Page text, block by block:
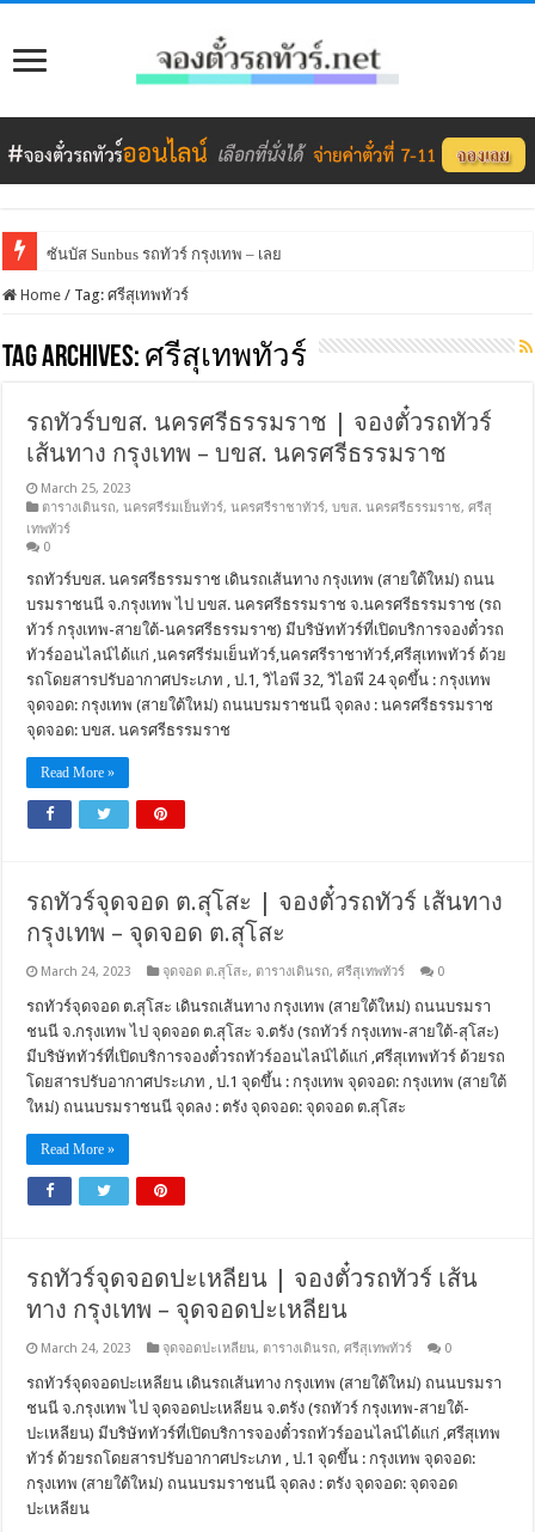
ซันบัส Sunbus รถทัวร์ กรุงเทพ – เลย
Home / Tag:ศรีสุเทพทัวร์
Tag Archives: ศรีสุเทพทัวร์
รถทัวร์บขส. นครศรีธรรมราช | จองตั๋วรถทัวร์
เส้นทาง กรุงเทพ – บขส. นครศรีธรรมราช
March 25, 2023
ตารางเดินรถ,นครศรีร่มเย็นทัวร์,นครศรีราชาทัวร์,บขส. นครศรีธรรมราช,ศรีสุ
เทพทัวร์
0
รถทัวร์บขส. นครศรีธรรมราช เดินรถเส้นทาง กรุงเทพ (สายใต้ใหม่) ถนน
บรมราชนนี จ.กรุงเทพ ไป บขส. นครศรีธรรมราช จ.นครศรีธรรมราช (รถ
ทัวร์ กรุงเทพ-สายใต้-นครศรีธรรมราช) มีบริษัททัวร์ที่เปิดบริการจองตั๋วรถ
ทัวร์ออนไลน์ได้แก่ ,นครศรีร่มเย็นทัวร์,นครศรีราชาทัวร์,ศรีสุเทพทัวร์ ด้วย
รถโดยสารปรับอากาศประเภท , ป.1, วิไอพี 32, วิไอพี 24 จุดขึ้น : กรุงเทพ
จุดจอด: กรุงเทพ (สายใต้ใหม่) ถนนบรมราชนนี จุดลง : นครศรีธรรมราช
จุดจอด: บขส. นครศรีธรรมราช
Read More »
รถทัวร์จุดจอด ต.สุโสะ | จองตั๋วรถทัวร์ เส้นทาง
กรุงเทพ – จุดจอด ต.สุโสะ
March 24, 2023 จุดจอด ต.สุโสะ, ตารางเดินรถ,ศรีสุเทพทัวร์ 0
รถทัวร์จุดจอด ต.สุโสะ เดินรถเส้นทาง กรุงเทพ (สายใต้ใหม่) ถนนบรมรา
ชนนี จ.กรุงเทพ ไป จุดจอด ต.สุโสะ จ.ตรัง (รถทัวร์ กรุงเทพ-สายใต้-สุโสะ)
มีบริษัททัวร์ที่เปิดบริการจองตั๋วรถทัวร์ออนไลน์ได้แก่ ,ศรีสุเทพทัวร์ ด้วยรถ
โดยสารปรับอากาศประเภท , ป.1 จุดขึ้น : กรุงเทพ จุดจอด: กรุงเทพ (สายใต้
ใหม่) ถนนบรมราชนนี จุดลง : ตรัง จุดจอด: จุดจอด ต.สุโสะ
Read More »
รถทัวร์จุดจอดปะเหลียน | จองตั๋วรถทัวร์ เส้น
ทาง กรุงเทพ – จุดจอดปะเหลียน
March 24, 2023 จุดจอดปะเหลียน, ตารางเดินรถ,ศรีสุเทพทัวร์ 0
รถทัวร์จุดจอดปะเหลียน เดินรถเส้นทาง กรุงเทพ (สายใต้ใหม่) ถนนบรมรา
ชนนี จ.กรุงเทพ ไป จุดจอดปะเหลียน จ.ตรัง (รถทัวร์ กรุงเทพ-สายใต้-
ปะเหลียน) มีบริษัททัวร์ที่เปิดบริการจองตั๋วรถทัวร์ออนไลน์ได้แก่ ,ศรีสุเทพ
ทัวร์ ด้วยรถโดยสารปรับอากาศประเภท , ป.1 จุดขึ้น : กรุงเทพ จุดจอด:
กรุงเทพ (สายใต้ใหม่) ถนนบรมราชนนี จุดลง : ตรัง จุดจอด: จุดจอด
ปะเหลียน